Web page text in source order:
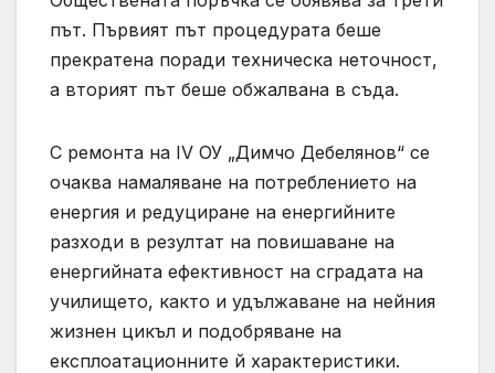
път. Първият път процедурата беше
прекратена поради техническа неточност,
а вторият път беше обжалвана в съда.
С ремонта на IV ОУ „Димчо Дебелянов“ се
очаква намаляване на потреблението на
енергия и редуциране на енергийните
разходи в резултат на повишаване на
енергийната ефективност на сградата на
училището, както и удължаване на нейния
жизнен цикъл и подобряване на
експлоатационните й характеристики.